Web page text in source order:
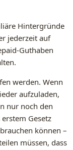
Hintergründe
jederzeit auf
Guthaben
werden. Wenn
aufzuladen,
nur noch den
Gesetz
können –
müssen, dass